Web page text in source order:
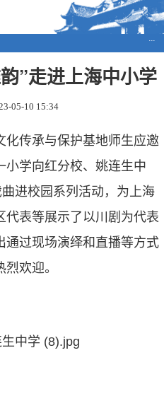
···
”走进上海中小学
05-10 15:34
化传承与保护基地师生应邀
小学向红分校、姚连生中
进校园系列活动，为上海
代表等展示了以川剧为代表
通过现场演绎和直播等方式
欢迎。